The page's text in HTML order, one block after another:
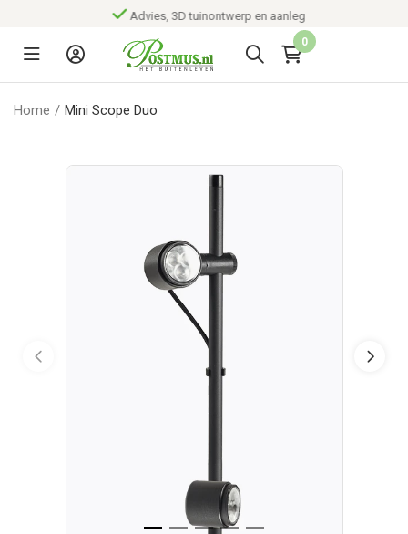
Advies, 3D tuinontwerp en aanleg
0
Home / Mini Scope Duo